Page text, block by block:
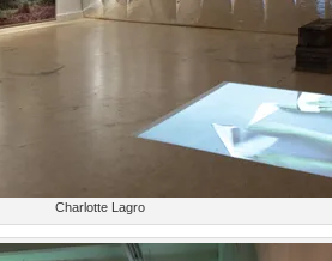
Charlotte Lagro